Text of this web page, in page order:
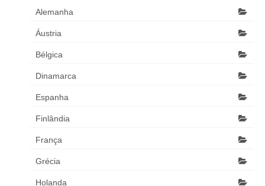
Alemanha
Áustria
Bélgica
Dinamarca
Espanha
Finlândia
França
Grécia
Holanda